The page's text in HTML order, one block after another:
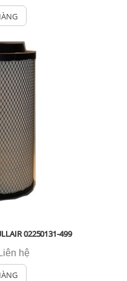
02250131-499
Liên hệ